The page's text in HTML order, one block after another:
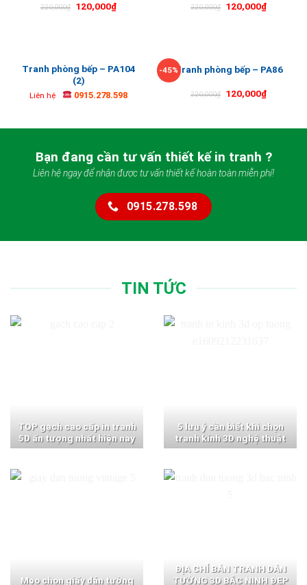
220,000₫ 120,000₫ 220,000₫ 120,000₫
Tranh phòng bếp – PA104
(2)
Liên hệ 0915.278.598
-45%Tranh phòng bếp – PA86
220,000₫ 120,000₫
Bạn đang cần tư vấn thiết kế in tranh ?
Liên hệ ngay để nhận được tư vấn thiết kế hoàn toàn miễn phí!
0915.278.598
TIN TỨC
TOP gạch cao cấp in tranh
5D ấn tượng nhất hiện nay
5 lưu ý cần biết khi chọn
tranh kính 3D nghệ thuật
Mẹo chọn giấy dán tường
ĐỊA CHỈ BÁN TRANH DÁN
TƯỜNG 3D BẮC NINH ĐẸP